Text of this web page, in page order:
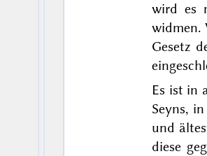
wird es
widmen.
Gesetz
Es ist in
Seyns,
und
diese